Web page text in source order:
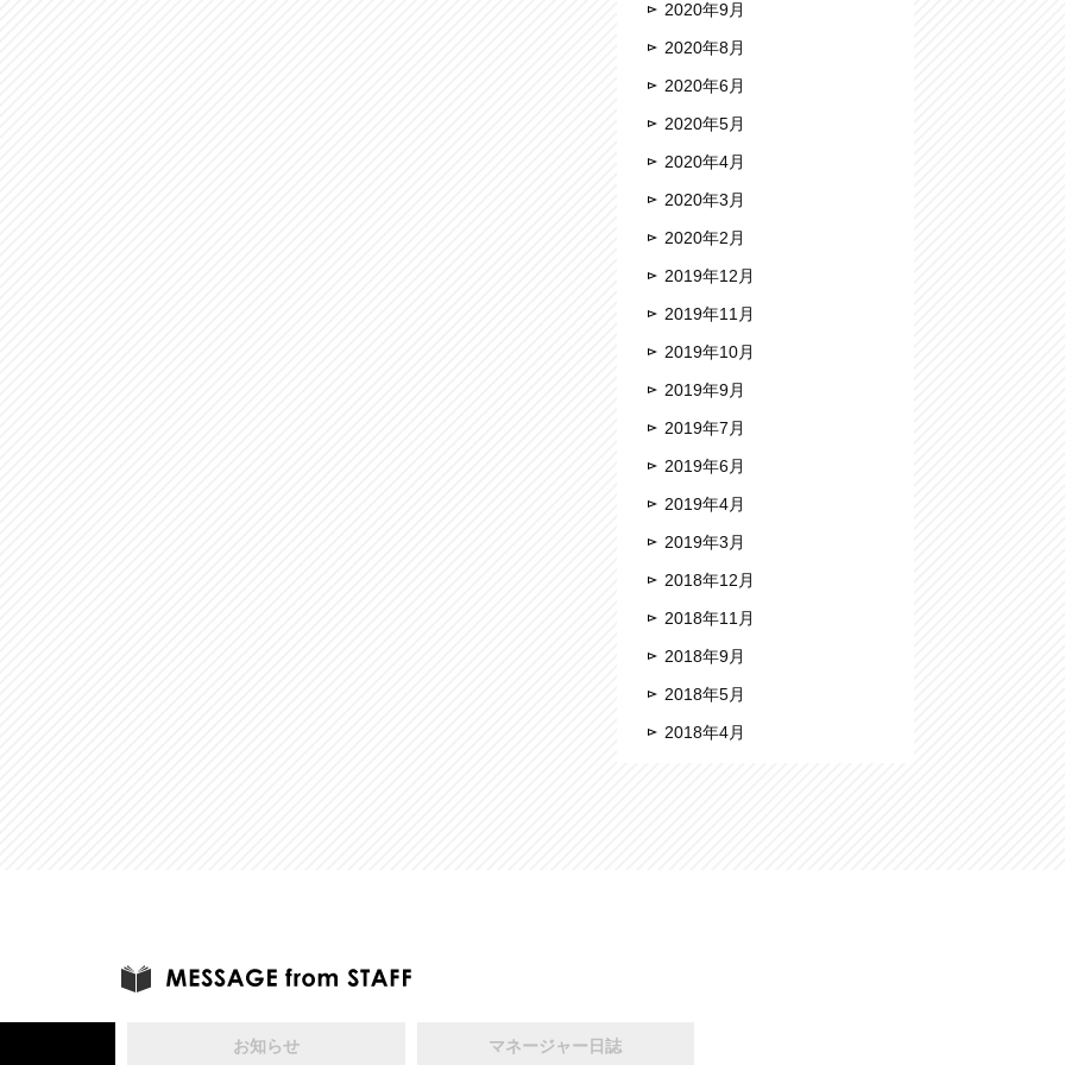
2020年9月
2020年8月
2020年6月
2020年5月
2020年4月
2020年3月
2020年2月
2019年12月
2019年11月
2019年10月
2019年9月
2019年7月
2019年6月
2019年4月
2019年3月
2018年12月
2018年11月
2018年9月
2018年5月
2018年4月
お知らせ マネージャー日誌